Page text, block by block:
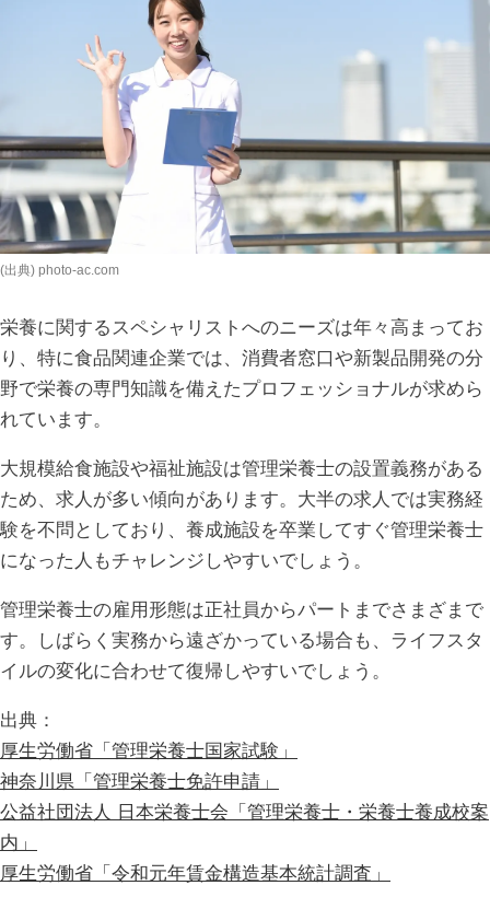
(出典) photo-ac.com
栄養に関するスペシャリストへのニーズは年々高まってお
り、特に食品関連企業では、消費者窓口や新製品開発の分
野で栄養の専門知識を備えたプロフェッショナルが求めら
れています。
大規模給食施設や福祉施設は管理栄養士の設置義務がある
ため、求人が多い傾向があります。大半の求人では実務経
験を不問としており、養成施設を卒業してすぐ管理栄養士
になった人もチャレンジしやすいでしょう。
管理栄養士の雇用形態は正社員からパートまでさまざまで
す。しばらく実務から遠ざかっている場合も、ライフスタ
イルの変化に合わせて復帰しやすいでしょう。
出典：
厚生労働省「管理栄養士国家試験」
神奈川県「管理栄養士免許申請」
公益社団法人 日本栄養士会「管理栄養士・栄養士養成校案
内」
厚生労働省「令和元年賃金構造基本統計調査」